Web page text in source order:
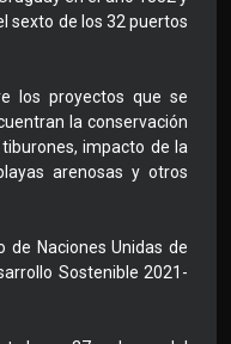
sexto de los 32 puertos
los proyectos que se
la conservación
impacto de la
arenosas y otros
de Naciones Unidas de
Sostenible 2021-